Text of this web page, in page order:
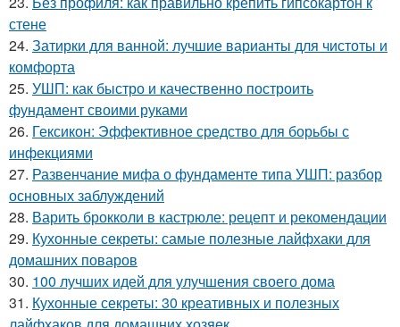
стене
24. Затирки для ванной: лучшие варианты для чистоты и
комфорта
25. УШП: как быстро и качественно построить
фундамент своими руками
26. Гексикон: Эффективное средство для борьбы с
инфекциями
27. Развенчание мифа о фундаменте типа УШП: разбор
основных заблуждений
28. Варить брокколи в кастрюле: рецепт и рекомендации
29. Кухонные секреты: самые полезные лайфхаки для
домашних поваров
30. 100 лучших идей для улучшения своего дома
31. Кухонные секреты: 30 креативных и полезных